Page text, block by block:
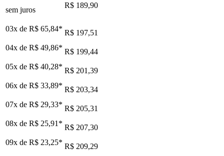
sem juros
R$ 189,90
03x de R$ 65,84* R$ 197,51
04x de R$ 49,86* R$ 199,44
05x de R$ 40,28* R$ 201,39
06x de R$ 33,89* R$ 203,34
07x de R$ 29,33* R$ 205,31
08x de R$ 25,91 * R$ 207,30
09x de R$ 23,25* R$ 209,29